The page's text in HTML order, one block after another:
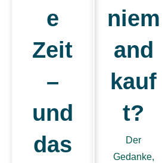
e
Zeit
–
und
das
niem
and
kauf
t?
Der
Gedanke,